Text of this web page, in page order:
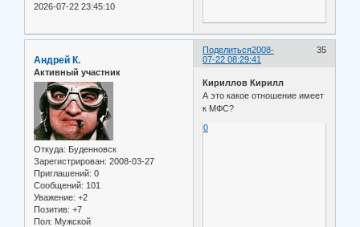
2026-07-22 23:45:10
Поделиться 35
2008-
07-22 08:29:41
Андрей К.
Активный участник
Откуда: Буденновск
Зарегистрирован: 2008-03-27
Приглашений: 0
Сообщений: 101
Уважение: +2
Позитив: +7
Пол: Мужской
Кириллов Кирилл
А это какое отношение имеет
к МФС?
0